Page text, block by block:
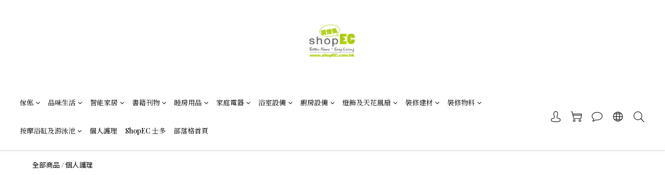
傢俬 品味生活 智能家居 書籍刊物 睡房用品 家庭電器 浴室設備 廚房設備 燈飾及天花風扇 裝修建材 裝修物料
按摩浴缸及游泳池 個人護理 ShopEC 士多 部落格首頁
全部商品 /個人護理